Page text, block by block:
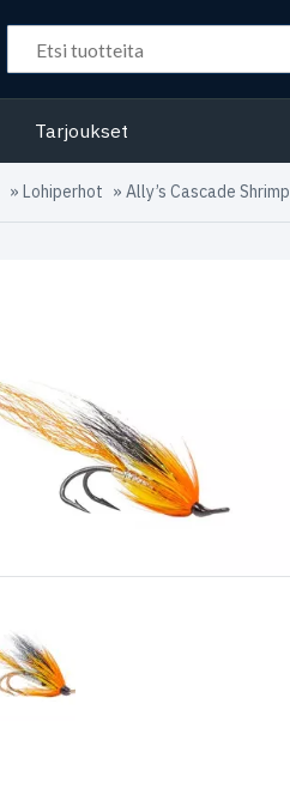
Tarjoukset
» Lohiperhot » Ally’s Cascade Shrimp